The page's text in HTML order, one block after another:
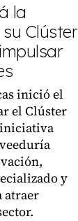
la
Clúster
inició el
el Clúster
y
atraer